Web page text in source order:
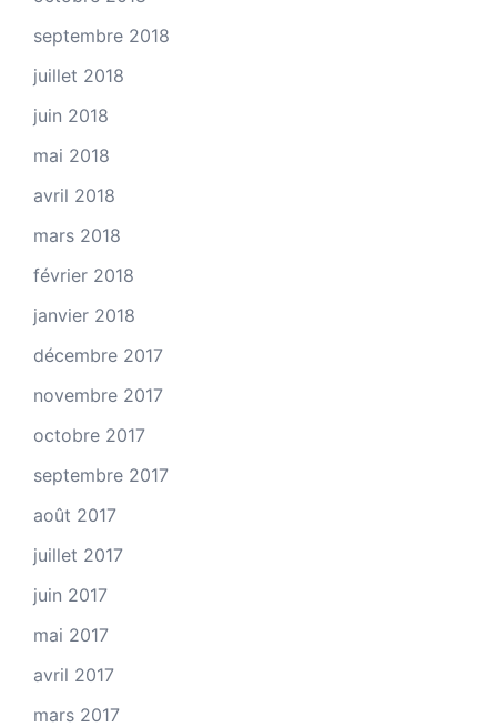
septembre 2018
juillet 2018
juin 2018
mai 2018
avril 2018
mars 2018
février 2018
janvier 2018
décembre 2017
novembre 2017
octobre 2017
septembre 2017
août 2017
juillet 2017
juin 2017
mai 2017
avril 2017
mars 2017